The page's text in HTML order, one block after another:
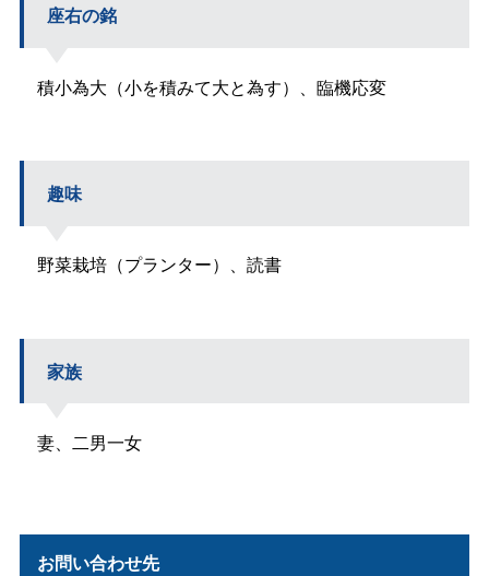
座右の銘
積小為大（小を積みて大と為す）、臨機応変
趣味
野菜栽培（プランター）、読書
家族
妻、二男一女
お問い合わせ先